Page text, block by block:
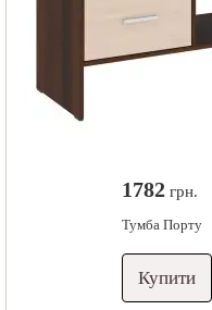
1782 грн.
Тумба Порту
Купити